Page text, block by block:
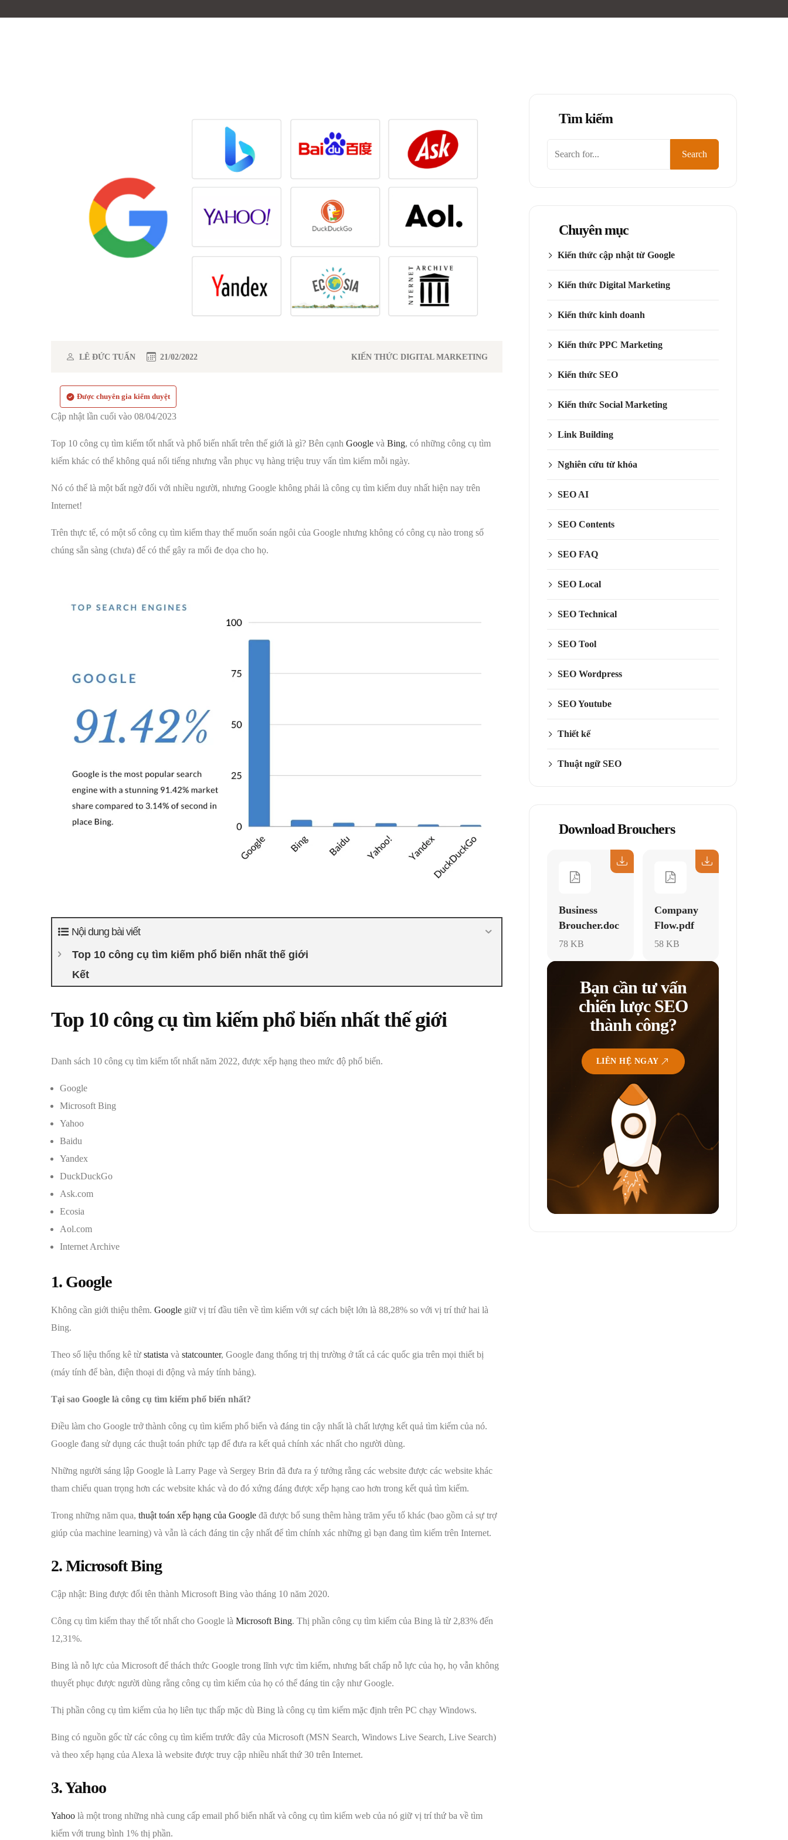
LÊ ĐỨC TUẤN 21/02/2022 KIẾN THỨC DIGITAL MARKETING
Được chuyên gia kiểm duyệt
Cập nhật lần cuối vào 08/04/2023
Top 10 công cụ tìm kiếm tốt nhất và phổ biến nhất trên thế giới là gì? Bên cạnh Google và Bing, có những công cụ tìm
kiếm khác có thể không quá nổi tiếng nhưng vẫn phục vụ hàng triệu truy vấn tìm kiếm mỗi ngày.
Nó có thể là một bất ngờ đối với nhiều người, nhưng Google không phải là công cụ tìm kiếm duy nhất hiện nay trên
Internet!
Trên thực tế, có một số công cụ tìm kiếm thay thế muốn soán ngôi của Google nhưng không có công cụ nào trong số
chúng sẵn sàng (chưa) để có thể gây ra mối đe dọa cho họ.
Nội dung bài viết
Top 10 công cụ tìm kiếm phổ biến nhất thế giới
Kết
Top 10 công cụ tìm kiếm phổ biến nhất thế giới
Danh sách 10 công cụ tìm kiếm tốt nhất năm 2022, được xếp hạng theo mức độ phổ biến.
Google
Microsoft Bing
Yahoo
Baidu
Yandex
DuckDuckGo
Ask.com
Ecosia
Aol.com
Internet Archive
1. Google
Không cần giới thiệu thêm. Google giữ vị trí đầu tiên về tìm kiếm với sự cách biệt lớn là 88,28% so với vị trí thứ hai là
Bing.
Theo số liệu thống kê từ statista và statcounter, Google đang thống trị thị trường ở tất cả các quốc gia trên mọi thiết bị
(máy tính để bàn, điện thoại di động và máy tính bảng).
Tại sao Google là công cụ tìm kiếm phổ biến nhất?
Điều làm cho Google trở thành công cụ tìm kiếm phổ biến và đáng tin cậy nhất là chất lượng kết quả tìm kiếm của nó.
Google đang sử dụng các thuật toán phức tạp để đưa ra kết quả chính xác nhất cho người dùng.
Những người sáng lập Google là Larry Page và Sergey Brin đã đưa ra ý tưởng rằng các website được các website khác
tham chiếu quan trọng hơn các website khác và do đó xứng đáng được xếp hạng cao hơn trong kết quả tìm kiếm.
Trong những năm qua, thuật toán xếp hạng của Google đã được bổ sung thêm hàng trăm yếu tố khác (bao gồm cả sự trợ
giúp của machine learning) và vẫn là cách đáng tin cậy nhất để tìm chính xác những gì bạn đang tìm kiếm trên Internet.
2. Microsoft Bing
Cập nhật: Bing được đổi tên thành Microsoft Bing vào tháng 10 năm 2020.
Công cụ tìm kiếm thay thế tốt nhất cho Google là Microsoft Bing. Thị phần công cụ tìm kiếm của Bing là từ 2,83% đến
12,31%.
Bing là nỗ lực của Microsoft để thách thức Google trong lĩnh vực tìm kiếm, nhưng bất chấp nỗ lực của họ, họ vẫn không
thuyết phục được người dùng rằng công cụ tìm kiếm của họ có thể đáng tin cậy như Google.
Thị phần công cụ tìm kiếm của họ liên tục thấp mặc dù Bing là công cụ tìm kiếm mặc định trên PC chạy Windows.
Bing có nguồn gốc từ các công cụ tìm kiếm trước đây của Microsoft (MSN Search, Windows Live Search, Live Search)
và theo xếp hạng của Alexa là website được truy cập nhiều nhất thứ 30 trên Internet.
3. Yahoo
Yahoo là một trong những nhà cung cấp email phổ biến nhất và công cụ tìm kiếm web của nó giữ vị trí thứ ba về tìm
kiếm với trung bình 1% thị phần.
Tìm kiếm
Search
Chuyên mục
Kiến thức cập nhật từ Google
Kiến thức Digital Marketing
Kiến thức kinh doanh
Kiến thức PPC Marketing
Kiến thức SEO
Kiến thức Social Marketing
Link Building
Nghiên cứu từ khóa
SEO AI
SEO Contents
SEO FAQ
SEO Local
SEO Technical
SEO Tool
SEO Wordpress
SEO Youtube
Thiết kế
Thuật ngữ SEO
Download Brouchers
Business
Broucher.doc
78 KB
Company
Flow.pdf
58 KB
Bạn cần tư vấn
chiến lược SEO
thành công?
LIÊN HỆ NGAY